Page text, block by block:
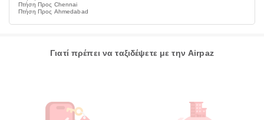
Πτήση Προς Chennai
Πτήση Προς Ahmedabad
Γιατί πρέπει να ταξιδέψετε με την Airpaz